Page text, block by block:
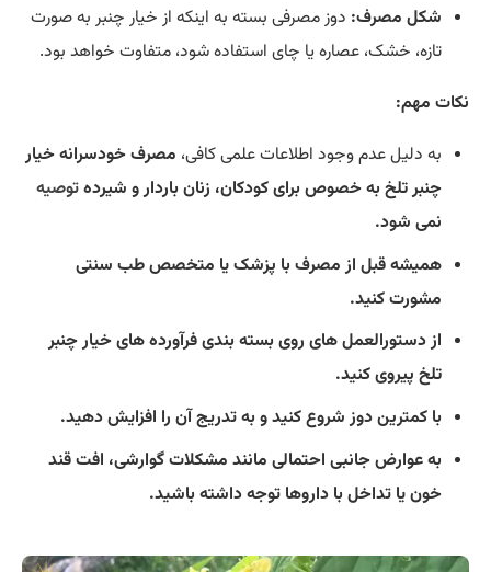
شکل مصرف: دوز مصرفی بسته به اینکه از خیار چنبر به صورت
تازه، خشک، عصاره یا چای استفاده شود، متفاوت خواهد بود.
نکات مهم:
به دلیل عدم وجود اطلاعات علمی کافی، مصرف خودسرانه خیار
چنبر تلخ به خصوص برای کودکان، زنان باردار و شیردهتوصیه
نمی شود.
همیشه قبل از مصرف با پزشک یا متخصص طب سنتی
مشورت کنید.
از دستورالعمل های روی بسته بندی فرآورده های خیار چنبر
تلخ پیروی کنید.
با کمترین دوز شروع کنید و به تدریج آن را افزایش دهید.
به عوارض جانبی احتمالی مانند مشکلات گوارشی، افت قند
خون یا تداخل با داروها توجه داشته باشید.